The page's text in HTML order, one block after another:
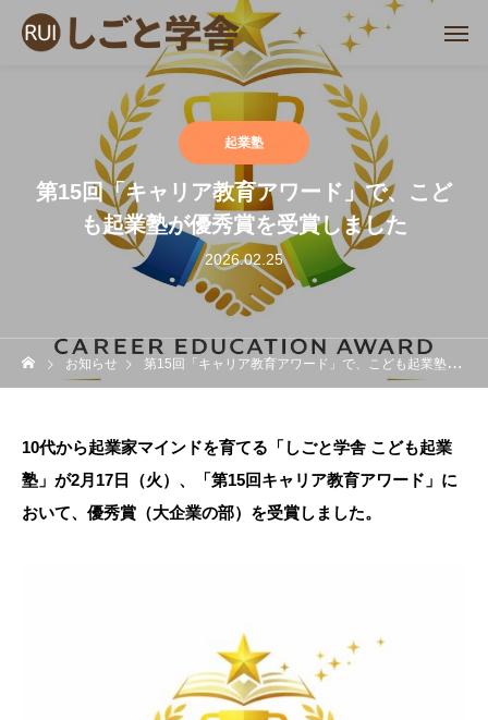
起業塾
第15回「キャリア教育アワード」で、こど
も起業塾が優秀賞を受賞しました
2026.02.25
お知らせ 第15回「キャリア教育アワード」で、こども起業塾が優秀賞を受賞しました
10代から起業家マインドを育てる「しごと学舎 こども起業
塾」が2月17日（火）、「第15回キャリア教育アワード」に
おいて、優秀賞（大企業の部）を受賞しました。